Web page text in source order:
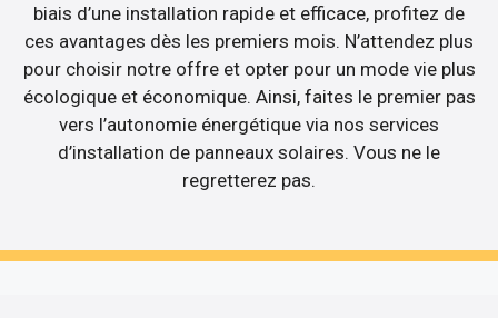
biais d’une installation rapide et efficace, profitez de
ces avantages dès les premiers mois. N’attendez plus
pour choisir notre offre et opter pour un mode vie plus
écologique et économique. Ainsi, faites le premier pas
vers l’autonomie énergétique via nos services
d’installation de panneaux solaires. Vous ne le
regretterez pas.